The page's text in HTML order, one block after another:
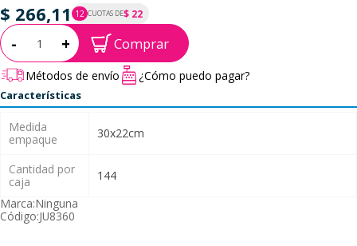
$ 266,11 12 CUOTAS DE$ 22
P.T.F. $ 266
Cantidad:
- + Comprar
Métodos de envío ¿Cómo puedo pagar?
Características
Medida
empaque
30x22cm
Cantidad por
caja
144
Marca:Ninguna
Código:JU8360